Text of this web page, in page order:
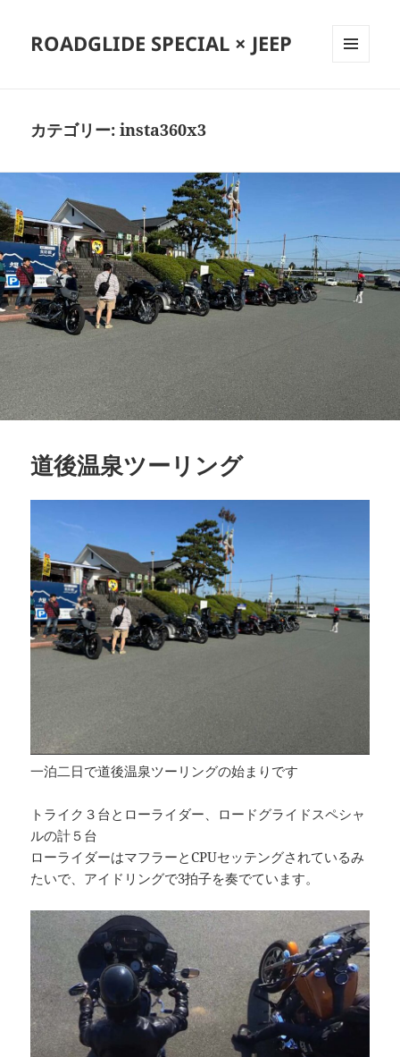
ROADGLIDE SPECIAL × JEEP
カテゴリー:insta360x3
道後温泉ツーリング
一泊二日で道後温泉ツーリングの始まりです
トライク３台とローライダー、ロードグライドスペシャ
ルの計５台
ローライダーはマフラーとCPUセッテングされているみ
たいで、アイドリングで3拍子を奏でています。